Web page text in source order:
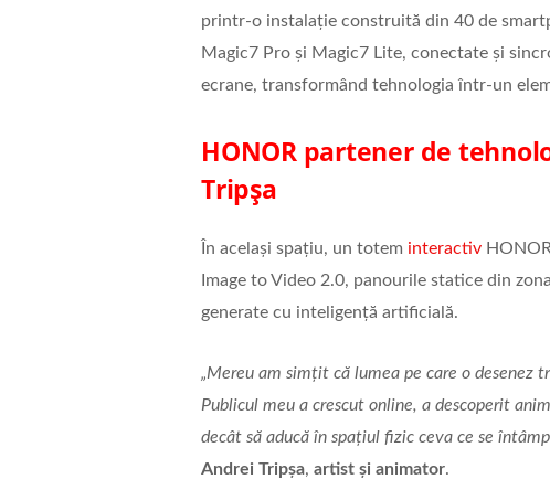
printr-o instalație construită din 40 de
Magic7 Pro și Magic7 Lite, conectate și
ecrane, transformând tehnologia într-un
HONOR partener de
Tripșa
În același spațiu, un totem interactiv
Image to Video 2.0, panourile statice din
generate cu inteligență artificială.
„Mereu am simțit că lumea pe care o desenez
Publicul meu a crescut online, a descoperit
decât să aducă în spațiul fizic ceva ce se
Andrei Tripșa, artist și animator.